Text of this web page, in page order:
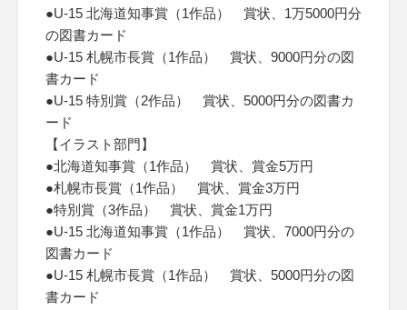
●U-15 北海道知事賞（1作品） 賞状、1万5000円分
の図書カード
●U-15 札幌市長賞（1作品） 賞状、9000円分の図
書カード
●U-15 特別賞（2作品） 賞状、5000円分の図書カ
ード
【イラスト部門】
●北海道知事賞（1作品） 賞状、賞金5万円
●札幌市長賞（1作品） 賞状、賞金3万円
●特別賞（3作品） 賞状、賞金1万円
●U-15 北海道知事賞（1作品） 賞状、7000円分の
図書カード
●U-15 札幌市長賞（1作品） 賞状、5000円分の図
書カード